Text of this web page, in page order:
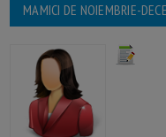
MAMICI DE NOIEMBRIE-